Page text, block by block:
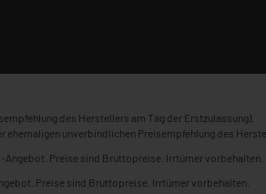
des Herstellers am Tag der Erstzulassung).
unverbindlichen Preisempfehlung des
Angebot. Preise sind Bruttopreise. Irrtümer vorbehalten.
Preise sind Bruttopreise. Irrtümer vorbehalten.